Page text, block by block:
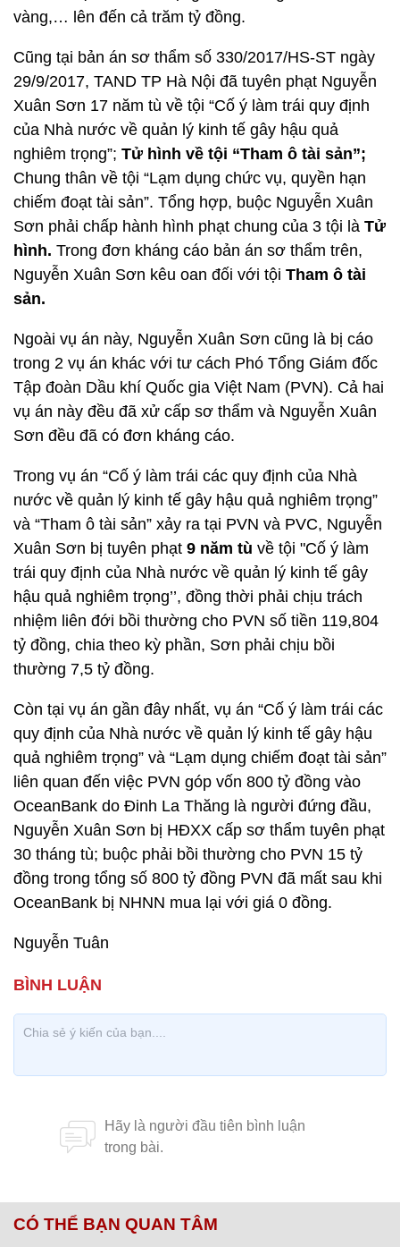
vàng,… lên đến cả trăm tỷ đồng.
Cũng tại bản án sơ thẩm số 330/2017/HS-ST ngày
29/9/2017, TAND TP Hà Nội đã tuyên phạt Nguyễn
Xuân Sơn 17 năm tù về tội “Cố ý làm trái quy định
của Nhà nước về quản lý kinh tế gây hậu quả
nghiêm trọng”; Tử hình về tội “Tham ô tài sản”;
Chung thân về tội “Lạm dụng chức vụ, quyền hạn
chiếm đoạt tài sản”. Tổng hợp, buộc Nguyễn Xuân
Sơn phải chấp hành hình phạt chung của 3 tội là Tử
hình. Trong đơn kháng cáo bản án sơ thẩm trên,
Nguyễn Xuân Sơn kêu oan đối với tội Tham ô tài
sản.
Ngoài vụ án này, Nguyễn Xuân Sơn cũng là bị cáo
trong 2 vụ án khác với tư cách Phó Tổng Giám đốc
Tập đoàn Dầu khí Quốc gia Việt Nam (PVN). Cả hai
vụ án này đều đã xử cấp sơ thẩm và Nguyễn Xuân
Sơn đều đã có đơn kháng cáo.
Trong vụ án “Cố ý làm trái các quy định của Nhà
nước về quản lý kinh tế gây hậu quả nghiêm trọng”
và “Tham ô tài sản” xảy ra tại PVN và PVC, Nguyễn
Xuân Sơn bị tuyên phạt 9 năm tù về tội "Cố ý làm
trái quy định của Nhà nước về quản lý kinh tế gây
hậu quả nghiêm trọng’’, đồng thời phải chịu trách
nhiệm liên đới bồi thường cho PVN số tiền 119,804
tỷ đồng, chia theo kỳ phần, Sơn phải chịu bồi
thường 7,5 tỷ đồng.
Còn tại vụ án gần đây nhất, vụ án “Cố ý làm trái các
quy định của Nhà nước về quản lý kinh tế gây hậu
quả nghiêm trọng” và “Lạm dụng chiếm đoạt tài sản”
liên quan đến việc PVN góp vốn 800 tỷ đồng vào
OceanBank do Đinh La Thăng là người đứng đầu,
Nguyễn Xuân Sơn bị HĐXX cấp sơ thẩm tuyên phạt
30 tháng tù; buộc phải bồi thường cho PVN 15 tỷ
đồng trong tổng số 800 tỷ đồng PVN đã mất sau khi
OceanBank bị NHNN mua lại với giá 0 đồng.
Nguyễn Tuân
CÓ THỂ BẠN QUAN TÂM